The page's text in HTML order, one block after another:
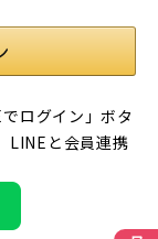
ログイン」ボタ
LINEと会員連携